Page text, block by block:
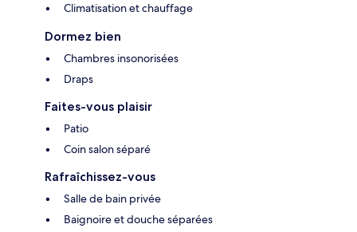
Climatisation et chauffage
Dormez bien
Chambres insonorisées
Draps
Faites-vous plaisir
Patio
Coin salon séparé
Rafraîchissez-vous
Salle de bain privée
Baignoire et douche séparées